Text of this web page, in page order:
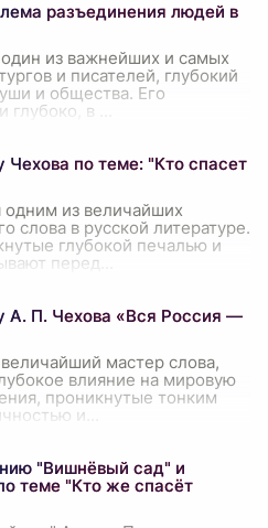
разъединения людей в
из важнейших и самых
и писателей, глубокий
и общества. Его
глубоко, в
Чехова по теме: "Кто спасет
одним из величайших
слова в русской литературе.
глубокой печалью и
перед
А. П. Чехова «Вся Россия —
мастер слова,
влияние на мировую
проникнутые тонким
и
"Вишнёвый сад" и
теме "Кто же спасёт